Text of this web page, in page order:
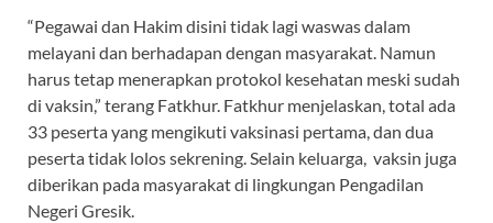
“Pegawai dan Hakim disini tidak lagi waswas dalam
melayani dan berhadapan dengan masyarakat. Namun
harus tetap menerapkan protokol kesehatan meski sudah
di vaksin,” terang Fatkhur. Fatkhur menjelaskan, total ada
33 peserta yang mengikuti vaksinasi pertama, dan dua
peserta tidak lolos sekrening. Selain keluarga, vaksin juga
diberikan pada masyarakat di lingkungan Pengadilan
Negeri Gresik.